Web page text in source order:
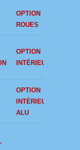
OPTION
ROUES
OPTION
INTÉRIEURS
OPTION
INTÉRIEUR
ALU